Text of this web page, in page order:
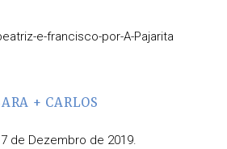
+ CARLOS
de Dezembro de 2019.